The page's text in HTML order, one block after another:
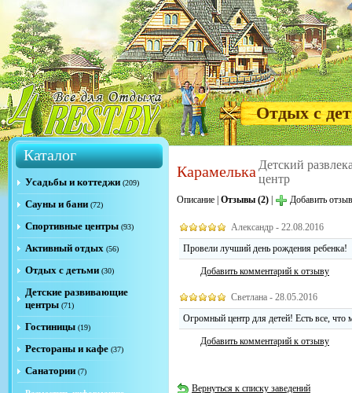
Отдых с
Каталог
Усадьбы и коттеджи (209)
Сауны и бани (72)
Спортивные центры (93)
Активный отдых (56)
Отдых с детьми (30)
Детские развивающие
центры (71)
Гостиницы (19)
Рестораны и кафе (37)
Санатории (7)
Карамелька Детский
центр
Описание Отзывы (2) Добавить отзыв
Александр - 22.08.2016
Провели лучший день рождения ребенка!
Добавить комментарий к отзыву
Светлана - 28.05.2016
Огромный центр для детей! Есть все, что
Добавить комментарий к отзыву
Вернуться к списку заведений